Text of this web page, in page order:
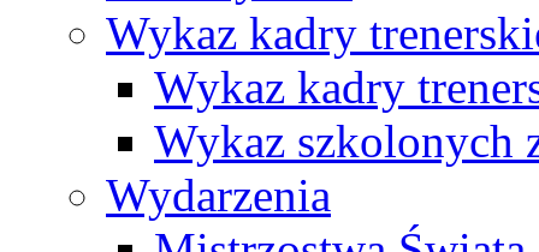
Wykaz kadry
Wykaz kadry
Wykaz szkolonych
Wydarzenia